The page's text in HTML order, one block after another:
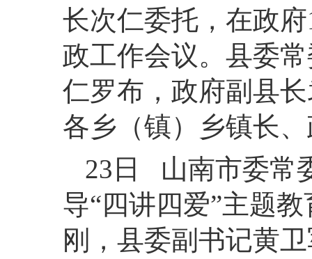
长次仁委托，在政
政工作会议。县委
仁罗布，政府副县
各乡（镇）乡镇长
23日 山南市委常
导“四讲四爱”主题
刚，县委副书记黄